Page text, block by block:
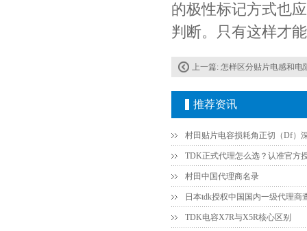
的极性标记方式也
判断。只有这样才
上一篇: 怎样区分贴片电感和电
推荐资讯
村田中国代理商名录
日本tdk授权中国国内一级代理商
TDK电容X7R与X5R核心区别